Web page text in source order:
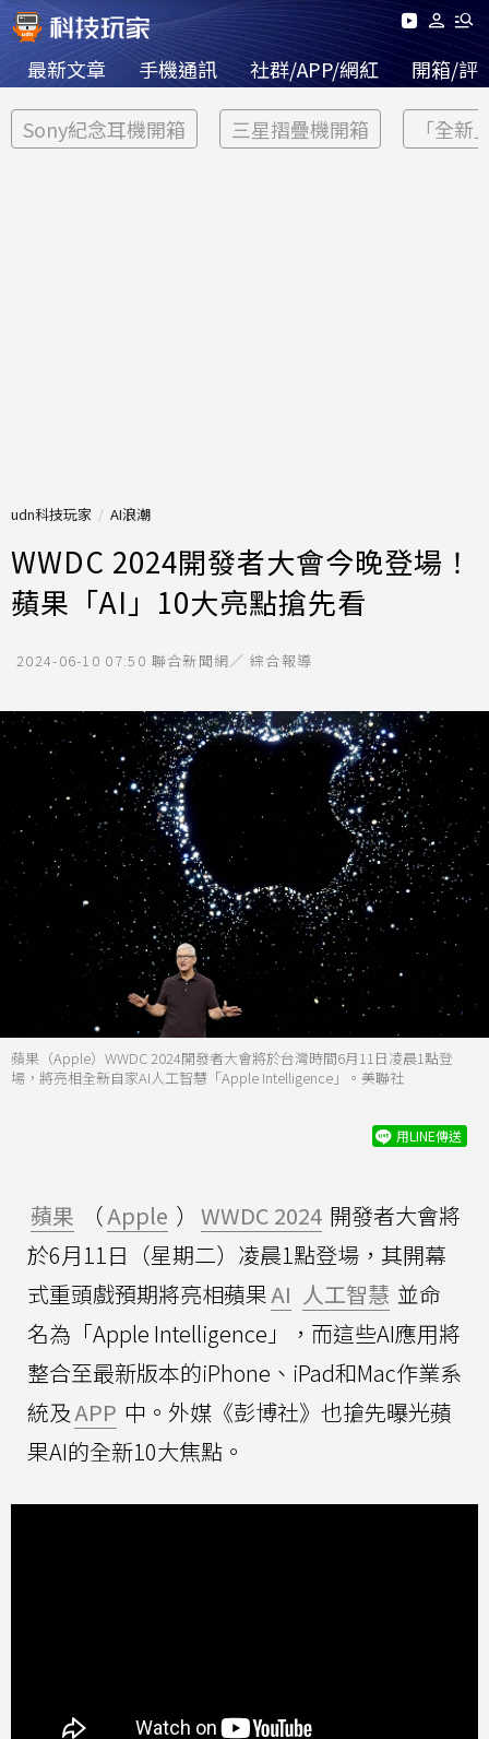
最新文章 手機通訊 社群/APP/網紅 開箱/評
Sony紀念耳機開箱 三星摺疊機開箱 「全新
udn科技玩家 AI浪潮
WWDC 2024開發者大會今晚登場！
蘋果「AI」10大亮點搶先看
2024-06-10 07:50 聯合新聞網／ 綜合報導
蘋果（Apple）WWDC 2024開發者大會將於台灣時間6月11日凌晨1點登
場，將亮相全新自家AI人工智慧「Apple Intelligence」。美聯社
用LINE傳送
蘋果 （Apple ） WWDC 2024 開發者大會將
於6月11日（星期二）凌晨1點登場，其開幕
式重頭戲預期將亮相蘋果AI 人工智慧 並命
名為「Apple Intelligence」，而這些AI應用將
整合至最新版本的iPhone、iPad和Mac作業系
統及APP 中。外媒《彭博社》也搶先曝光蘋
果AI的全新10大焦點。